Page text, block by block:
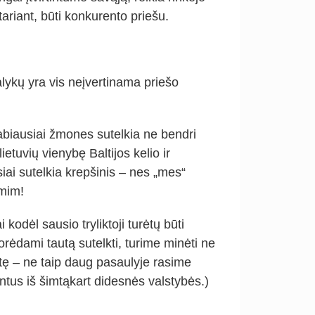
būti konkurento priešu.
yra vis neįvertinama priešo
žmones sutelkia ne bendri
vienybę Baltijos kelio ir
sutelkia krepšinis – nes „mes“
kodėl sausio tryliktoji turėtų būti
tautą sutelkti, turime minėti ne
– ne taip daug pasaulyje rasime
iš šimtąkart didesnės valstybės.)